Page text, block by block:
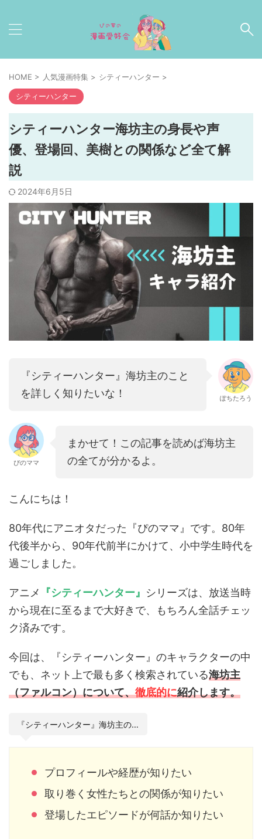
HOME > 人気漫画特集 > シティーハンター >
シティーハンター
シティーハンター海坊主の身長や声
優、登場回、美樹との関係など全て解
説
2024年6月5日
『シティーハンター』海坊主のこと
を詳しく知りたいな！
ぽちたろう
ぴのママ
まかせて！この記事を読めば海坊主
の全てが分かるよ。
こんにちは！
80年代にアニオタだった『ぴのママ』です。80年
代後半から、90年代前半にかけて、小中学生時代を
過ごしました。
アニメ 『シティーハンター』 シリーズは、放送当時
から現在に至るまで大好きで、もちろん全話チェッ
ク済みです。
今回は、『シティーハンター』のキャラクターの中
でも、ネット上で最も多く検索されている海坊主
（ファルコン）について、徹底的に紹介します。
『シティーハンター』海坊主の…
プロフィールや経歴が知りたい
取り巻く女性たちとの関係が知りたい
登場したエピソードが何話か知りたい